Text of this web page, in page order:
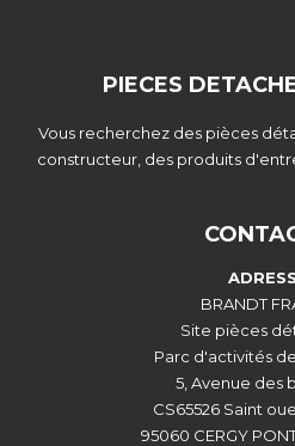
PIECES
Vous recherchez des pièces
constructeur, des produits
BRANDT
Site pièces
Parc d'activités
5, Avenue des
CS65526 Saint
95060 CERGY